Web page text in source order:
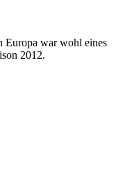
Europa war wohl eines
2012.